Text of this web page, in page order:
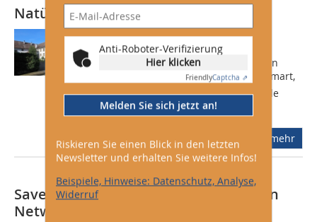
Anti-Roboter-Verifizierung
Hier klicken
FriendlyCaptcha ⇗
Melden Sie sich jetzt an!
Riskieren Sie einen Blick in den letzten
Newsletter und erhalten Sie weitere Infos!
Beispiele, Hinweise: Datenschutz, Analyse,
Widerruf
Natürlich gut
Am 25. und 26. Juni 2015 fand das
eurammon-Symposium
(www.eurammon.com) in Schaffhausen
(Schweiz) statt. Unter dem Motto Be Smart,
Go Natural zeigten neun internationale
Vortragende aktuelle...
mehr
Save the date: Industrial Refrigeration
Network Conference (IRN) 2025